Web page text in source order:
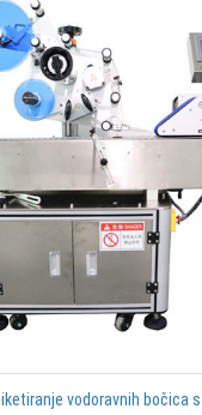
vodoravnih bočica